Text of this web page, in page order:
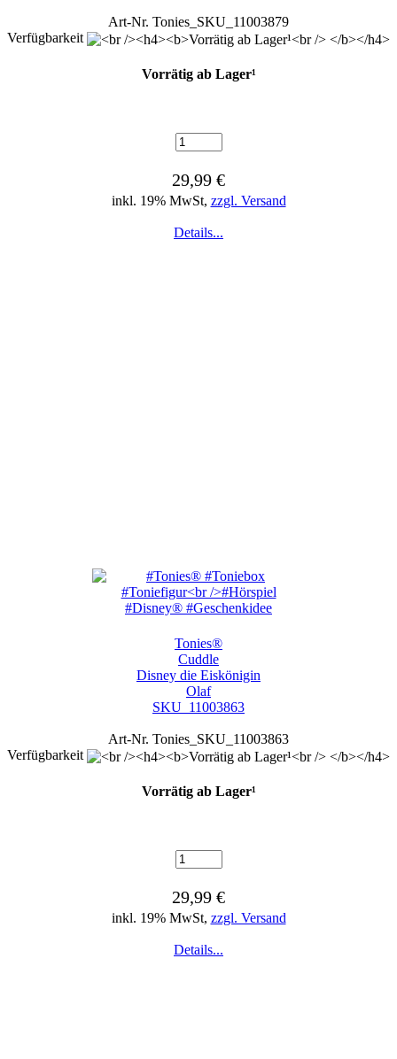
Art-Nr. Tonies_SKU_11003879
Verfügbarkeit
Vorrätig ab Lager¹
29,99 €
inkl. 19% MwSt, zzgl. Versand
Details...
Tonies®
Cuddle
Disney die Eiskönigin
Olaf
SKU_11003863
Art-Nr. Tonies_SKU_11003863
Verfügbarkeit
Vorrätig ab Lager¹
29,99 €
inkl. 19% MwSt, zzgl. Versand
Details...